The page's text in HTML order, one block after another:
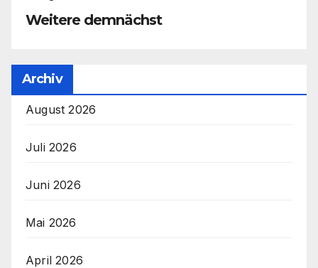
Weitere demnächst
Archiv
August 2026
Juli 2026
Juni 2026
Mai 2026
April 2026